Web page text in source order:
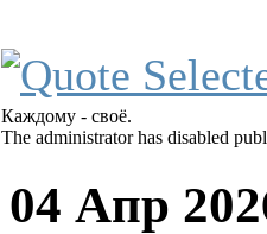
Каждому - своё.
The administrator has disabled
04 Апр